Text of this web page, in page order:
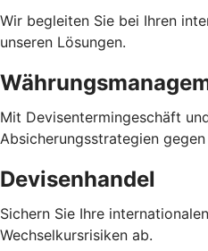
Wir begleiten Sie bei Ihren
unseren Lösungen.
Mit Devisentermingeschäft
Absicherungsstrategien
Devisenhandel
Sichern Sie Ihre
Wechselkursrisiken ab.